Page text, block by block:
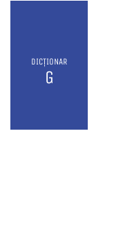
DICȚIONAR
G